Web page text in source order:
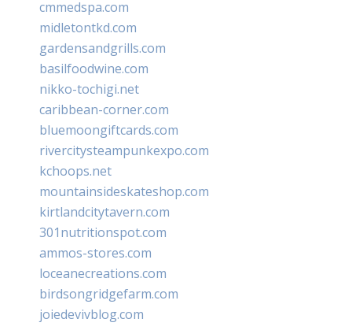
cmmedspa.com
midletontkd.com
gardensandgrills.com
basilfoodwine.com
nikko-tochigi.net
caribbean-corner.com
bluemoongiftcards.com
rivercitysteampunkexpo.com
kchoops.net
mountainsideskateshop.com
kirtlandcitytavern.com
301nutritionspot.com
ammos-stores.com
loceanecreations.com
birdsongridgefarm.com
joiedevivblog.com